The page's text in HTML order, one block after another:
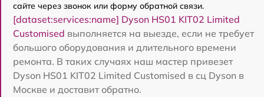
сайте через звонок или форму обратной связи.
[dataset:services:name] Dyson HS01 KIT02 Limited
Customised выполняется на выезде, если не требует
большого оборудования и длительного времени
ремонта. В таких случаях наш мастер привезет
Dyson HS01 KIT02 Limited Customised в сц Dyson в
Москве и доставит обратно.